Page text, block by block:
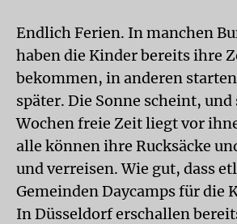
Endlich Ferien. In manchen
haben die Kinder bereits ihre
bekommen, in anderen
später. Die Sonne scheint,
Wochen freie Zeit liegt vor
alle können ihre Rucksäcke
und verreisen. Wie gut, dass
Gemeinden Daycamps für die
In Düsseldorf erschallen